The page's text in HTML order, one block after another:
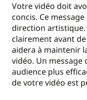
Votre vidéo doit
concis. Ce
direction
clairement avant
aidera à maintenir
vidéo. Un
audience plus
de votre vidéo est